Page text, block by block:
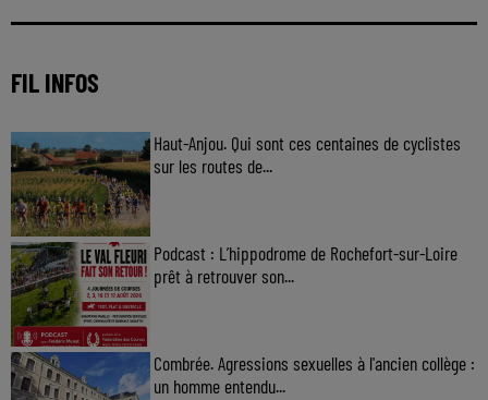
FIL INFOS
Haut-Anjou. Qui sont ces centaines de cyclistes
sur les routes de...
Podcast : L’hippodrome de Rochefort-sur-Loire
prêt à retrouver son...
Combrée. Agressions sexuelles à l'ancien collège :
un homme entendu...